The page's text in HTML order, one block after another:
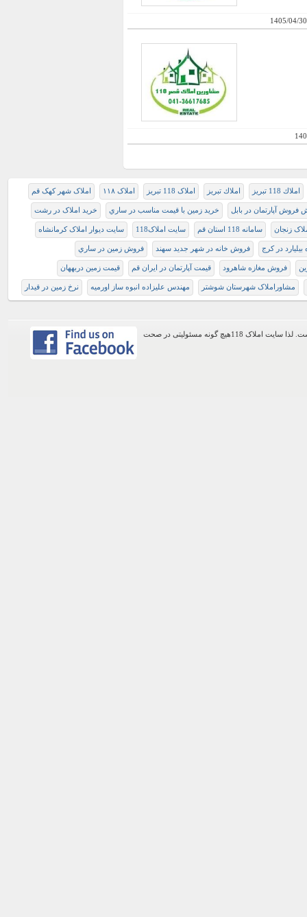
1405/04/30
املاك 118 تبريز املاك تبريز املاک 118 تبریز املاک ۱۱۸ املاک شهر کهک قم
فروش آپارتمان در بابل خريد زمين با قيمت مناسب در ساري خرید املاک در رشت
زنجان سامانه 118 استان قم سایت املاک118 سایت دیوار املاک کرمانشاه
در کرج فروش خانه در شهر جدید سهند فروش زمين در ساري
فروش مغازه شاهرود قیمت آپارتمان در ایران قم قیمت زمین دربههان
مشاوراملاک شهرستان شوشتر مهندس علیزاده انبوه ساز اورمیه نرخ زمین در قیدار
اطلاعات موجود در این وب سایت از طریق کاربران عمومی سایت ثبت شده است. لذا سایت املاک 118هیچ گونه مسئولیتی در صحت